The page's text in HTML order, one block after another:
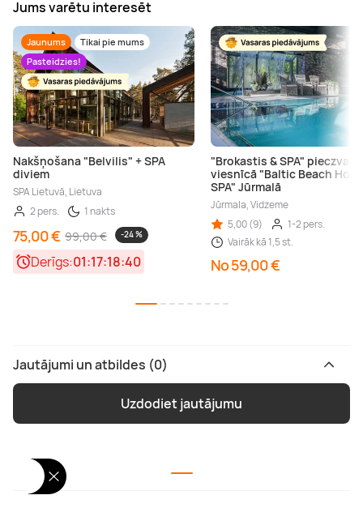
Jums varētu interesēt
Jaunums
Tikai pie mums
Pasteidzies!
Nakšņošana "Belvilis" + SPA
diviem
SPA Lietuvā, Lietuva
2 pers.
1 nakts
75,00 € 99,00 € -24 %
Derīgs:01:17:18:40
"Brokastis & SPA"
viesnīcā "Baltic Beach
SPA" Jūrmalā
Jūrmala, Vidzeme
5,00 (9)
1-2 pers.
Vairāk kā 1,5 st.
No 59,00 €
Jautājumi un atbildes (0)
Uzdodiet jautājumu